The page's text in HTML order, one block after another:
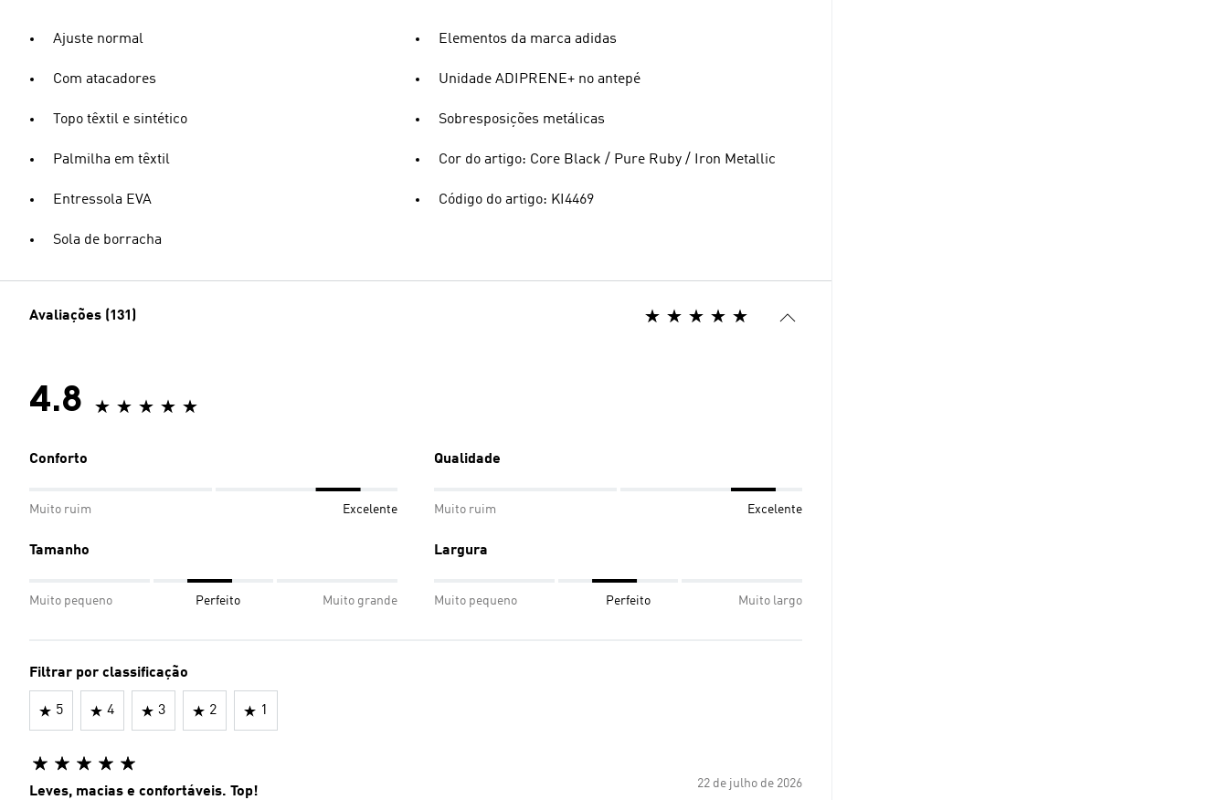
Ajuste normal
Com atacadores
Topo têxtil e sintético
Palmilha em têxtil
Entressola EVA
Sola de borracha
Elementos da marca adidas
Unidade ADIPRENE+ no antepé
Sobresposições metálicas
Cor do artigo: Core Black / Pure Ruby / Iron Metallic
Código do artigo: KI4469
Avaliações (131)
4.8
Conforto
Muito ruim Excelente
Qualidade
Muito ruim Excelente
Tamanho
Muito pequeno Perfeito Muito grande
Largura
Muito pequeno Perfeito Muito largo
Filtrar por classificação
5 4 3 2 1
22 de julho de 2026
Leves, macias e confortáveis. Top!